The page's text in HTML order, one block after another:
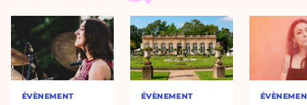
ÉVÈNEMENT ÉVÈNEMENT